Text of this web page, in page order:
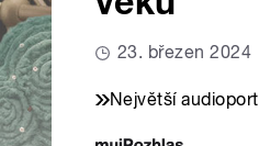
23. březen 2024
Největší